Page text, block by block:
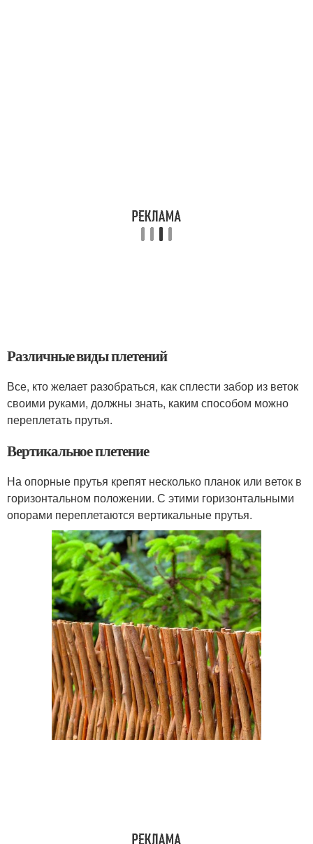
Различные виды плетений
Все, кто желает разобраться, как сплести забор из веток
своими руками, должны знать, каким способом можно
переплетать прутья.
Вертикальное плетение
На опорные прутья крепят несколько планок или веток в
горизонтальном положении. С этими горизонтальными
опорами переплетаются вертикальные прутья.